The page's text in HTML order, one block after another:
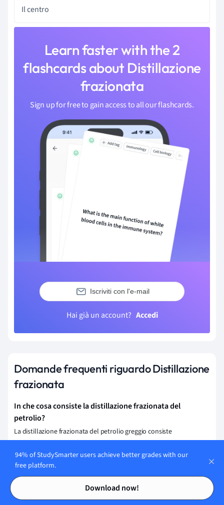
Contents
Contents
Il centro
Learn faster with the 2
flashcards about Distillazione
frazionata
Sign up for free to gain access to all our flashcards.
Iscriviti con l'e-mail
Hai già un account? Accedi
Domande frequenti riguardo Distillazione
frazionata
In che cosa consiste la distillazione frazionata del
petrolio?
La distillazione frazionata del petrolio greggio consiste
nell'ottenere diverse frazioni di idrocarburi con dimensioni e
proprietà simili, più utili della miscela grezza.
Come si fa la distillazione frazionata?
distillazione frazionataavviene attraverso la separazione di una
miscela in campioni più piccoli in base al loro punto di ebollizione.
94% of StudySmarter users achieve better grades with our
free platform.
Download now!